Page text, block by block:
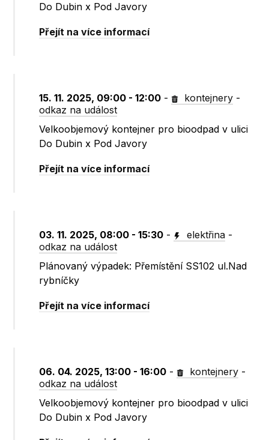
Do Dubin x Pod Javory
Přejít na více informací
15. 11. 2025, 09:00 - 12:00 - kontejnery -
odkaz na událost
Velkoobjemový kontejner pro bioodpad v ulici
Do Dubin x Pod Javory
Přejít na více informací
03. 11. 2025, 08:00 - 15:30 - elektřina -
odkaz na událost
Plánovaný výpadek: Přemístění SS102 ul.Nad
rybníčky
Přejít na více informací
06. 04. 2025, 13:00 - 16:00 - kontejnery -
odkaz na událost
Velkoobjemový kontejner pro bioodpad v ulici
Do Dubin x Pod Javory